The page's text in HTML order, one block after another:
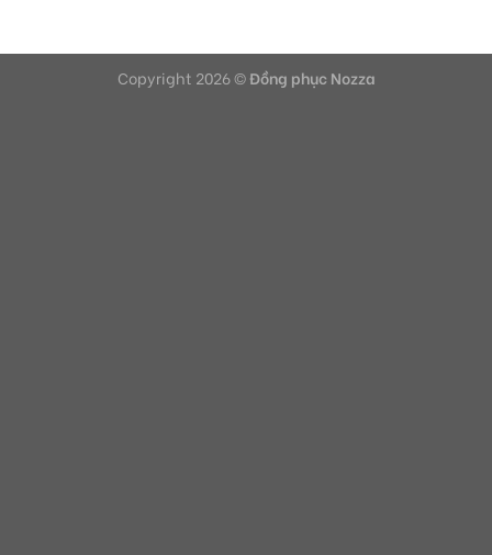
Copyright 2026 ©Đồng phục Nozza